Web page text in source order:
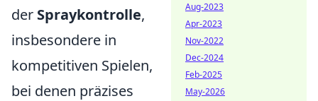
der Spraykontrolle,
insbesondere in
kompetitiven Spielen,
bei denen präzises
Aug-2023
Apr-2023
Nov-2022
Dec-2024
Feb-2025
May-2026